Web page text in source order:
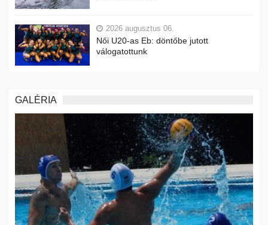
2026 augusztus 06.
Női U20-as Eb: döntőbe jutott
válogatottunk
GALÉRIA